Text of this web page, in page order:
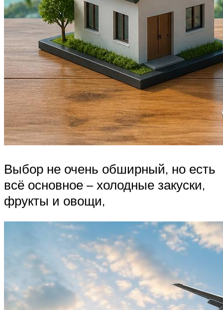
Выбор не очень обширный, но есть
всё основное – холодные закуски,
фрукты и овощи,